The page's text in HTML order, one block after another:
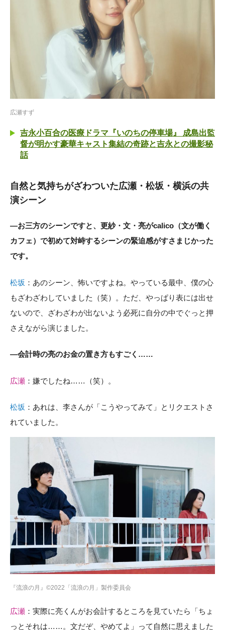
広瀬すず
吉永小百合の医療ドラマ『いのちの停車場』 成島出監
督が明かす豪華キャスト集結の奇跡と吉永との撮影秘
話
自然と気持ちがざわついた広瀬・松坂・横浜の共
演シーン
―お三方のシーンですと、更紗・文・亮がcalico（文が働く
カフェ）で初めて対峙するシーンの緊迫感がすさまじかった
です。
松坂 ：あのシーン、怖いですよね。やっている最中、僕の心
もざわざわしていました（笑）。ただ、やっぱり表には出せ
ないので、ざわざわが出ないよう必死に自分の中でぐっと押
さえながら演じました。
―会計時の亮のお金の置き方もすごく……
広瀬 ：嫌でしたね……（笑）。
松坂 ：あれは、李さんが「こうやってみて」とリクエストさ
れていました。
『流浪の月』©2022「流浪の月」製作委員会
広瀬 ：実際に亮くんがお会計するところを見ていたら「ちょ
っとそれは……。文だぞ、やめてよ」って自然に思えました